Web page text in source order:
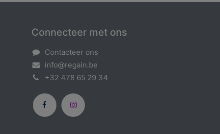
Connecteer met ons
Contacteer ons
info@regain.be
+32​ 478 65 29 34